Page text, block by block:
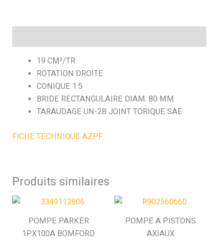
19 CM³/TR
ROTATION DROITE
CONIQUE 1:5
BRIDE RECTANGULAIRE DIAM. 80 MM
TARAUDAGE UN-2B JOINT TORIQUE SAE
FICHE TECHNIQUE AZPF
Produits similaires
POMPE PARKER
1PX100A BOMFORD
POMPE A PISTONS
AXIAUX